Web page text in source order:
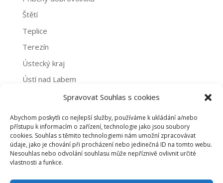
Spravovat Souhlas s cookies
Abychom poskytli co nejlepší služby, používáme k ukládání a/nebo
přístupu k informacím o zařízení, technologie jako jsou soubory
cookies. Souhlas s těmito technologiemi nám umožní zpracovávat
údaje, jako je chování při procházení nebo jedinečná ID na tomto webu.
Nesouhlas nebo odvolání souhlasu může nepříznivě ovlivnit určité
vlastnosti a funkce.
Štětí
Teplice
Terezín
Ústecký kraj
Ústí nad Labem
Archivy
Archivy